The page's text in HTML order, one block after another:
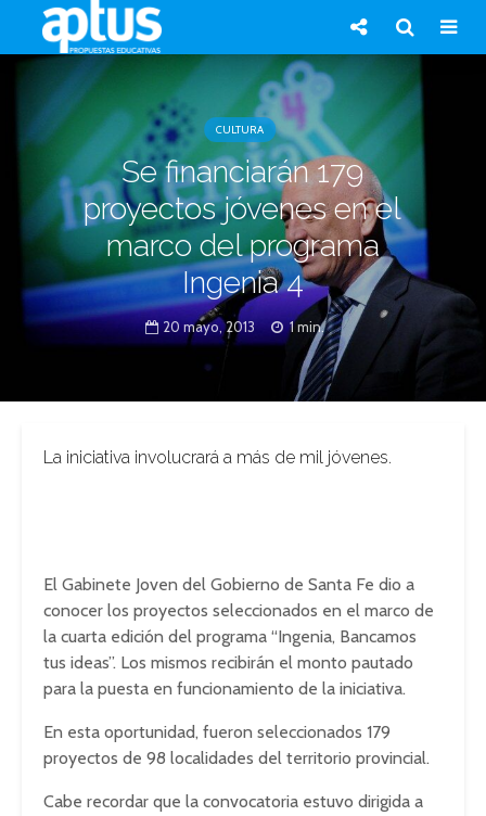
CULTURA
Se financiarán 179
proyectos jóvenes en el
marco del programa
Ingenia 4
20 mayo, 2013 1 min.
La iniciativa involucrará a más de mil jóvenes.
El Gabinete Joven del Gobierno de Santa Fe dio a
conocer los proyectos seleccionados en el marco de
la cuarta edición del programa “Ingenia, Bancamos
tus ideas”. Los mismos recibirán el monto pautado
para la puesta en funcionamiento de la iniciativa.
En esta oportunidad, fueron seleccionados 179
proyectos de 98 localidades del territorio provincial.
Cabe recordar que la convocatoria estuvo dirigida a